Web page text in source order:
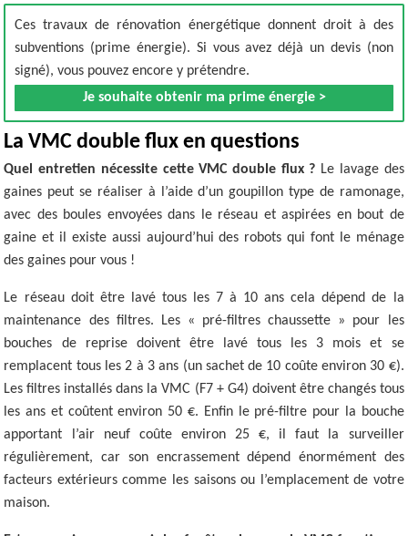
Ces travaux de rénovation énergétique donnent droit à des
subventions (prime énergie). Si vous avez déjà un devis (non
signé), vous pouvez encore y prétendre.
Je souhaite obtenir ma prime énergie >
La VMC double flux en questions
Quel entretien nécessite cette VMC double flux ? Le lavage des
gaines peut se réaliser à l’aide d’un goupillon type de ramonage,
avec des boules envoyées dans le réseau et aspirées en bout de
gaine et il existe aussi aujourd’hui des robots qui font le ménage
des gaines pour vous !
Le réseau doit être lavé tous les 7 à 10 ans cela dépend de la
maintenance des filtres. Les « pré-filtres chaussette » pour les
bouches de reprise doivent être lavé tous les 3 mois et se
remplacent tous les 2 à 3 ans (un sachet de 10 coûte environ 30 €).
Les filtres installés dans la VMC (F7 + G4) doivent être changés tous
les ans et coûtent environ 50 €. Enfin le pré-filtre pour la bouche
apportant l’air neuf coûte environ 25 €, il faut la surveiller
régulièrement, car son encrassement dépend énormément des
facteurs extérieurs comme les saisons ou l’emplacement de votre
maison.